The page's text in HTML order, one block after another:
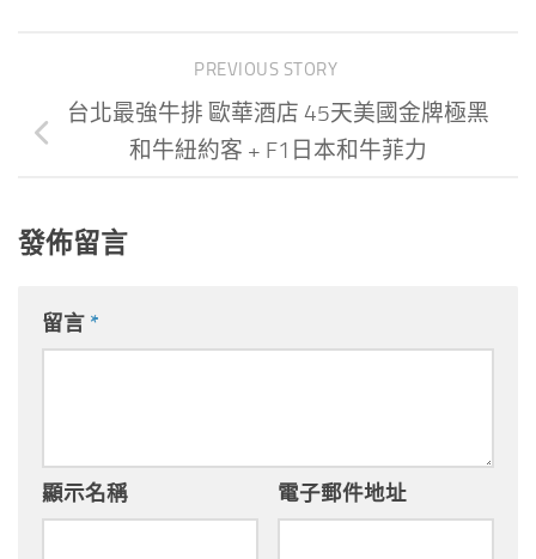
PREVIOUS STORY
台北最強牛排 歐華酒店 45天美國金牌極黑
和牛紐約客 + F1日本和牛菲力
發佈留言
留言 *
顯示名稱 電子郵件地址